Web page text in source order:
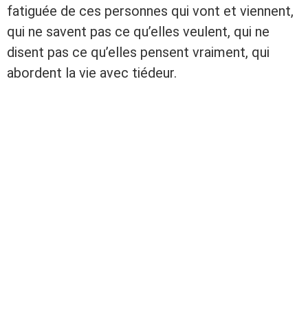
fatiguée de ces personnes qui vont et viennent,
qui ne savent pas ce qu’elles veulent, qui ne
disent pas ce qu’elles pensent vraiment, qui
abordent la vie avec tiédeur.